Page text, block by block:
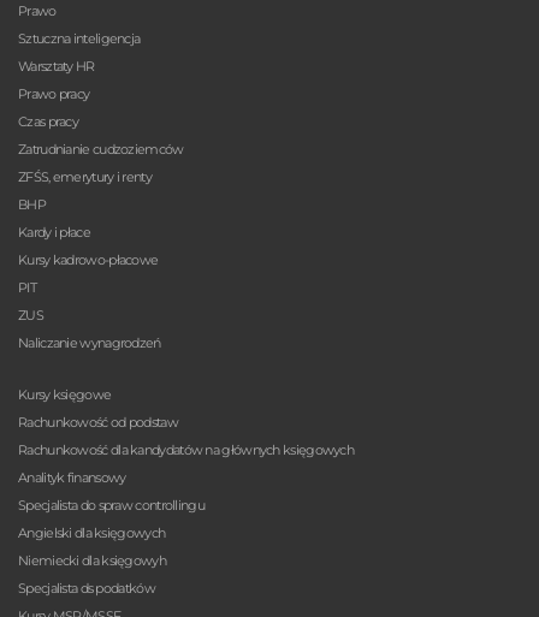
Prawo
Sztuczna inteligencja
Warsztaty HR
Prawo pracy
Czas pracy
Zatrudnianie cudzoziemców
ZFŚS, emerytury i renty
BHP
Kardy i płace
Kursy kadrowo-płacowe
PIT
ZUS
Naliczanie wynagrodzeń
Kursy księgowe
Rachunkowość od podstaw
Rachunkowość dla kandydatów na głównych księgowych
Analityk finansowy
Specjalista do spraw controllingu
Angielski dla księgowych
Niemiecki dla księgowyh
Specjalista ds podatków